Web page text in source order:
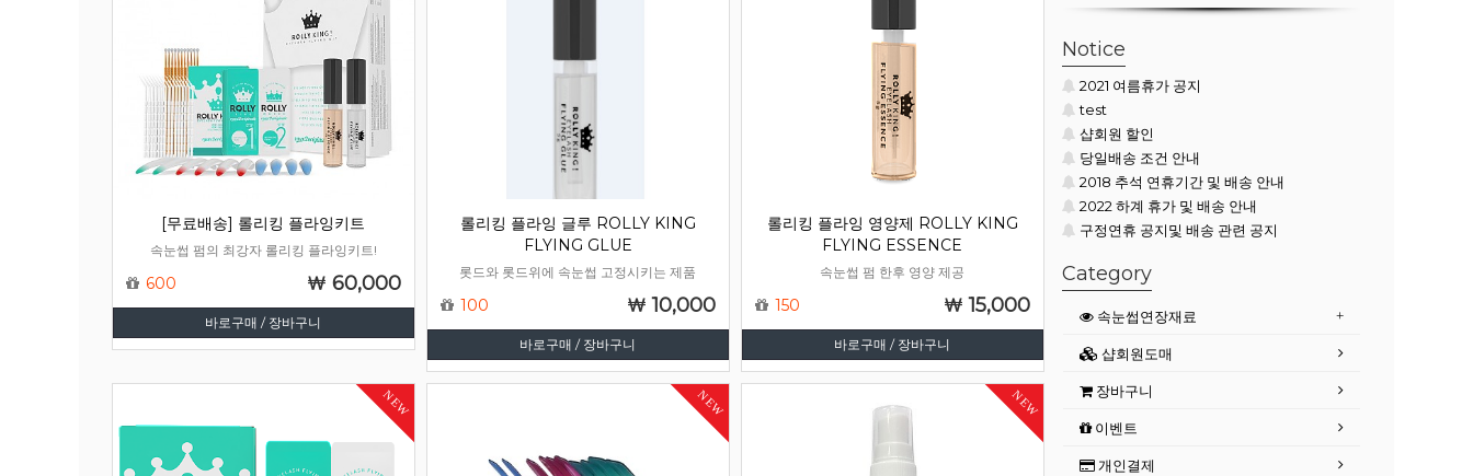
[무료배송] 롤리킹 플라잉키트
속눈썹 펌의 최강자 롤리킹 플라잉키트!
600 60,000
바로구매 / 장바구니
롤리킹 플라잉 글루 ROLLY KING
FLYING GLUE
롯드와 롯드위에 속눈썹 고정시키는 제품
100 10,000
바로구매 / 장바구니
롤리킹 플라잉 영양제 ROLLY KING
FLYING ESSENCE
속눈썹 펌 한후 영양 제공
150 15,000
바로구매 / 장바구니
NEW NEW NEW
Notice
2021 여름휴가 공지
test
샵회원 할인
당일배송 조건 안내
2018 추석 연휴기간 및 배송 안내
2022 하계 휴가 및 배송 안내
구정연휴 공지및 배송 관련 공지
Category
속눈썹연장재료
샵회원도매
장바구니
이벤트
개인결제